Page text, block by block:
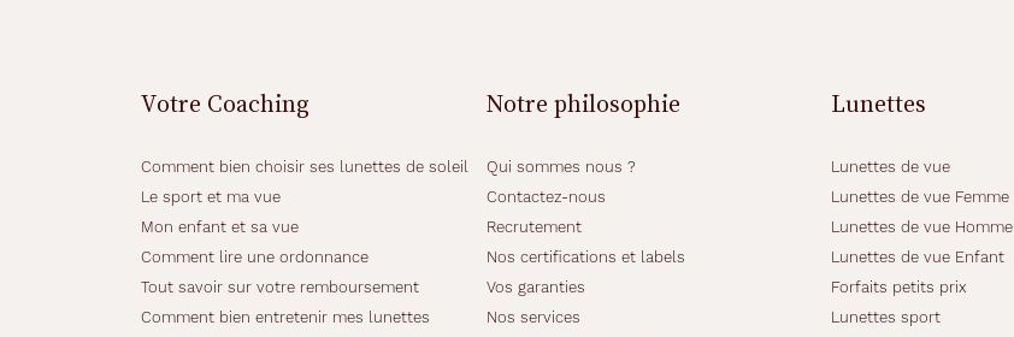
f
r
,
d
e
l
p
Votre Coaching
Comment bien choisir ses lunettes de soleil
Le sport et ma vue
Mon enfant et sa vue
Comment lire une ordonnance
Tout savoir sur votre remboursement
Comment bien entretenir mes lunettes
Notre philosophie
Qui sommes nous ?
Contactez-nous
Recrutement
Nos certifications et labels
Vos garanties
Nos services
Lunettes
Lunettes de vue
Lunettes de vue Femme
Lunettes de vue Homme
Lunettes de vue Enfant
Forfaits petits prix
Lunettes sport